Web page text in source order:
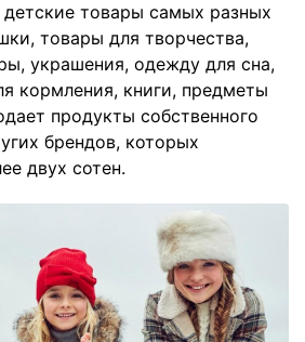
товары самых разных
товары для творчества,
украшения, одежду для сна,
кормления, книги, предметы
продукты собственного
брендов, которых
двух сотен.